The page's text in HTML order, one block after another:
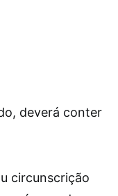
deverá conter
circunscrição